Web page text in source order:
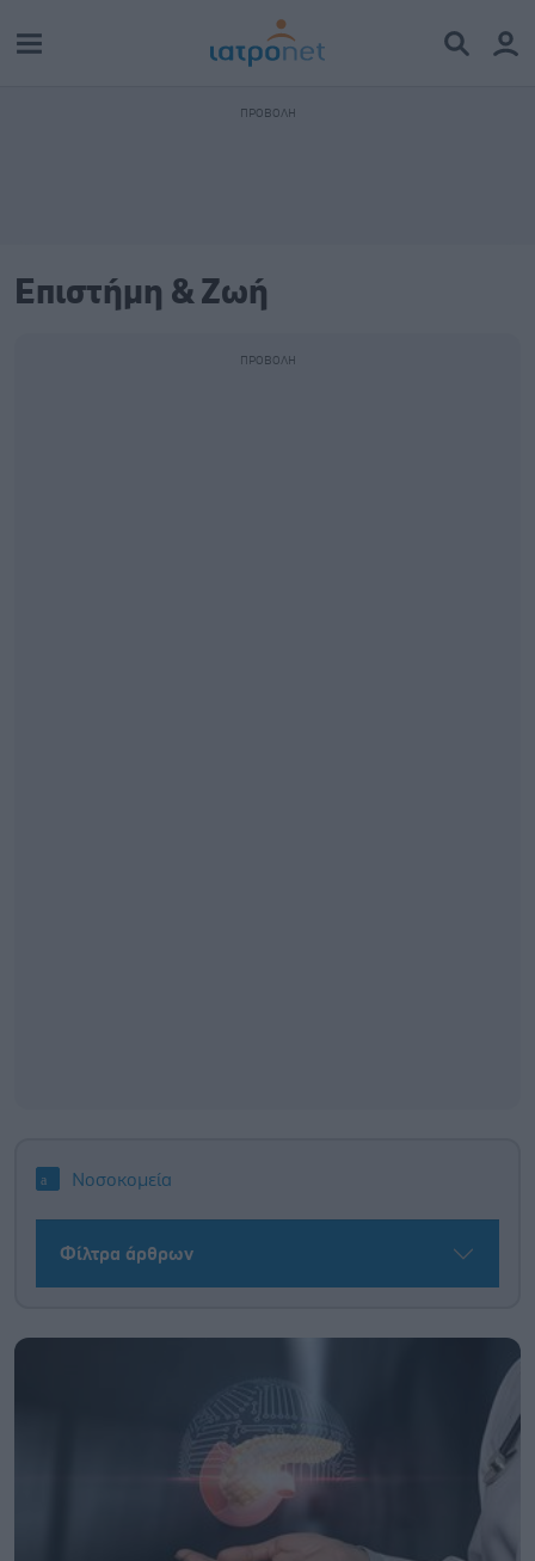
Επιστήμη & Ζωή
Νοσοκομεία
Φίλτρα άρθρων